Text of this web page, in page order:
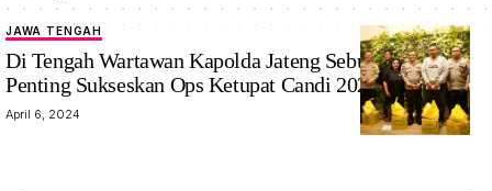
Kapolda
Jateng saat
apresiasi
tugas
JAWA TENGAH
Di Tengah Wartawan Kapolda Jateng Sebut Peran
Penting Sukseskan Ops Ketupat Candi 2024
April 6, 2024